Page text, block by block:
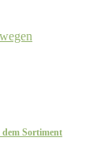
Sortiment